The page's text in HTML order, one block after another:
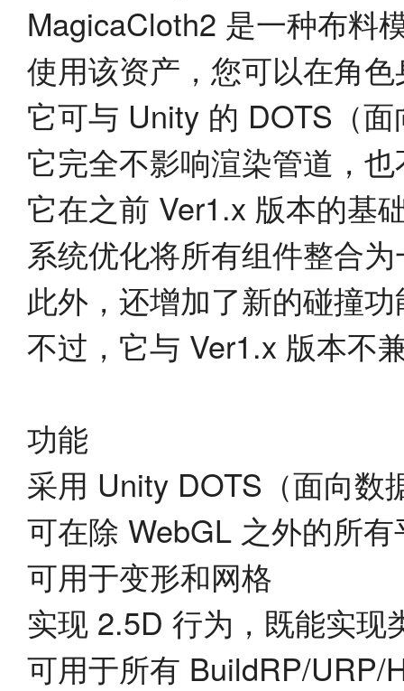
MagicaCloth2 是一种布料
使用该资产，您可以在角
它可与 Unity 的 DOTS（
它完全不影响渲染管道，
它在之前 Ver1.x 版本的基
系统优化将所有组件整合
此外，还增加了新的碰撞
不过，它与 Ver1.x 版本不
功能
采用 Unity DOTS（面向数
可在除 WebGL 之外的所
可用于变形和网格
实现 2.5D 行为，既能实现
可用于所有 BuildRP/URP/